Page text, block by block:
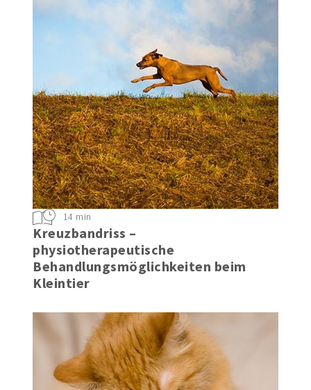
Kreuzbandriss –
physiotherapeutische
Behandlungsmöglichkeiten beim
Kleintier
14 min